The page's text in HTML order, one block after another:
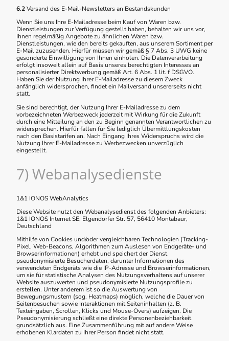
6.2Versand des E-Mail-Newsletters an Bestandskunden
Wenn Sie uns Ihre E-Mailadresse beim Kauf von Waren bzw.
Dienstleistungen zur Verfügung gestellt haben, behalten wir uns vor,
Ihnen regelmäßig Angebote zu ähnlichen Waren bzw.
Dienstleistungen, wie den bereits gekauften, aus unserem Sortiment per
E-Mail zuzusenden. Hierfür müssen wir gemäß § 7 Abs. 3 UWG keine
gesonderte Einwilligung von Ihnen einholen. Die Datenverarbeitung
erfolgt insoweit allein auf Basis unseres berechtigten Interesses an
personalisierter Direktwerbung gemäß Art. 6 Abs. 1 lit. f DSGVO.
Haben Sie der Nutzung Ihrer E-Mailadresse zu diesem Zweck
anfänglich widersprochen, findet ein Mailversand unsererseits nicht
statt.
Sie sind berechtigt, der Nutzung Ihrer E-Mailadresse zu dem
vorbezeichneten Werbezweck jederzeit mit Wirkung für die Zukunft
durch eine Mitteilung an den zu Beginn genannten Verantwortlichen zu
widersprechen. Hierfür fallen für Sie lediglich Übermittlungskosten
nach den Basistarifen an. Nach Eingang Ihres Widerspruchs wird die
Nutzung Ihrer E-Mailadresse zu Werbezwecken unverzüglich
eingestellt.
7) Webanalysedienste
1&1 IONOS WebAnalytics
Diese Website nutzt den Webanalysedienst des folgenden Anbieters:
1&1 IONOS Internet SE, Elgendorfer Str. 57, 56410 Montabaur,
Deutschland
Mithilfe von Cookies und/oder vergleichbaren Technologien (Tracking-
Pixel, Web-Beacons, Algorithmen zum Auslesen von Endgeräte- und
Browserinformationen) erhebt und speichert der Dienst
pseudonymisierte Besucherdaten, darunter Informationen des
verwendeten Endgeräts wie die IP-Adresse und Browserinformationen,
um sie für statistische Analysen des Nutzungsverhaltens auf unserer
Website auszuwerten und pseudonymisierte Nutzungsprofile zu
erstellen. Unter anderem ist so die Auswertung von
Bewegungsmustern (sog. Heatmaps) möglich, welche die Dauer von
Seitenbesuchen sowie Interaktionen mit Seiteninhalten (z. B.
Texteingaben, Scrollen, Klicks und Mouse-Overs) aufzeigen. Die
Pseudonymisierung schließt eine direkte Personenbeziehbarkeit
grundsätzlich aus. Eine Zusammenführung mit auf andere Weise
erhobenen Klardaten zu Ihrer Person findet nicht statt.